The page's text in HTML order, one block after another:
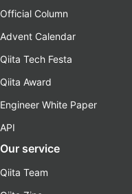
Official Column
Advent Calendar
Qiita Tech Festa
Qiita Award
Engineer White Paper
API
Our service
Qiita Team